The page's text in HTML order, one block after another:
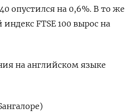
опустился на 0,6%. В то же
FTSE 100 вырос на
на английском языке